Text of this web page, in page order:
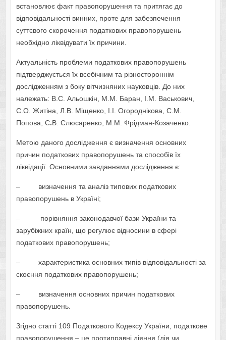
встановлює факт правопорушення та притягає до
відповідальності винних, проте для забезпечення
суттєвого скорочення податкових правопорушень
необхідно ліквідувати їх причини.
Актуальність проблеми податкових правопорушень
підтверджується їх всебічним та різностороннім
дослідженням з боку вітчизняних науковців. До них
належать: В.С. Альошкін, М.М. Баран, І.М. Васькович,
С.О. Житіна, Л.В. Міщенко, І.І. Огороднікова, С.М.
Попова, С.В. Слюсаренко, М.М. Фрідман-Козаченко.
Метою даного дослідження є визначення основних
причин податкових правопорушень та способів їх
ліквідації. Основними завданнями дослідження є:
– визначення та аналіз типових податкових
правопорушень в Україні;
– порівняння законодавчої бази України та
зарубіжних країн, що регулює відносини в сфері
податкових правопорушень;
– характеристика основних типів відповідальності за
скоєння податкових правопорушень;
– визначення основних причин податкових
правопорушень.
Згідно статті 109 Податкового Кодексу України, податкове
правопорушення – це протиправні діяння (дія чи